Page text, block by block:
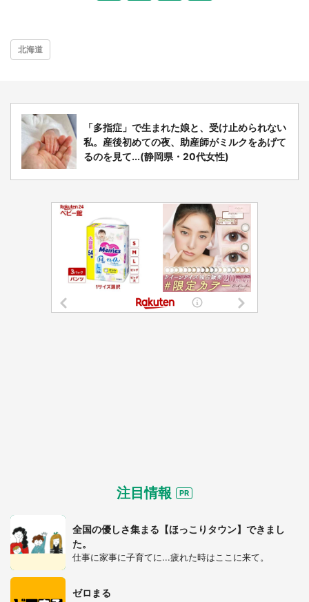
北海道
「多指症」で生まれた娘と、受け止められない
私。産後初めての夜、助産師がミルクをあげて
るのを見て...(静岡県・20代女性)
注目情報
全国の優しさ集まる【ほっこりタウン】できまし
た。
仕事に家事に子育てに...疲れた時はここに来て。
ゼロまる